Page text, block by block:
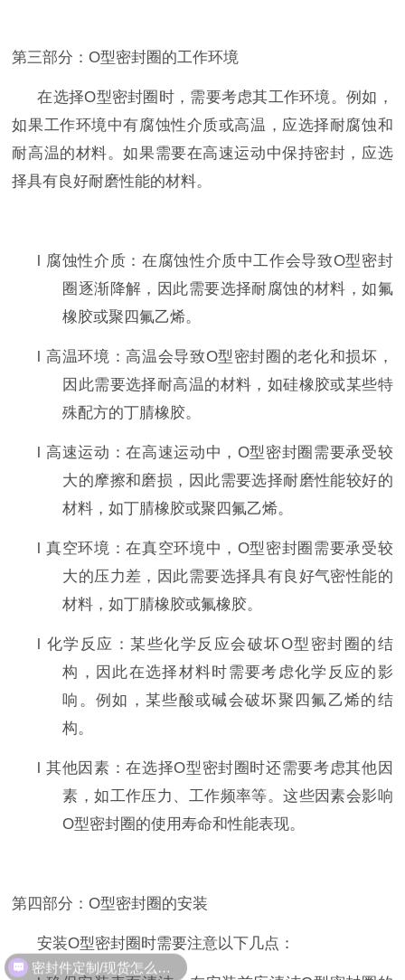
第三部分：O型密封圈的工作环境
在选择O型密封圈时，需要考虑其工作环境。例如，
如果工作环境中有腐蚀性介质或高温，应选择耐腐蚀和
耐高温的材料。如果需要在高速运动中保持密封，应选
择具有良好耐磨性能的材料。
l 腐蚀性介质：在腐蚀性介质中工作会导致O型密封
圈逐渐降解，因此需要选择耐腐蚀的材料，如氟
橡胶或聚四氟乙烯。
l高温环境：高温会导致O型密封圈的老化和损坏，
因此需要选择耐高温的材料，如硅橡胶或某些特
殊配方的丁腈橡胶。
l高速运动：在高速运动中， O型密封圈需要承受较
大的摩擦和磨损，因此需要选择耐磨性能较好的
材料，如丁腈橡胶或聚四氟乙烯。
l真空环境：在真空环境中， O型密封圈需要承受较
大的压力差，因此需要选择具有良好气密性能的
材料，如丁腈橡胶或氟橡胶。
l 化学反应：某些化学反应会破坏O型密封圈的结
构，因此在选择材料时需要考虑化学反应的影
响。例如，某些酸或碱会破坏聚四氟乙烯的结
构。
l其他因素：在选择O型密封圈时还需要考虑其他因
素，如工作压力、工作频率等。这些因素会影响
O型密封圈的使用寿命和性能表现。
第四部分：O型密封圈的安装
安装O型密封圈时需要注意以下几点：